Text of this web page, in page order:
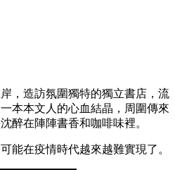
，造訪氛圍獨特的獨立書店，流
本本文人的心血結晶，周圍傳來
醉在陣陣書香和咖啡味裡。
能在疫情時代越來越難實現了。